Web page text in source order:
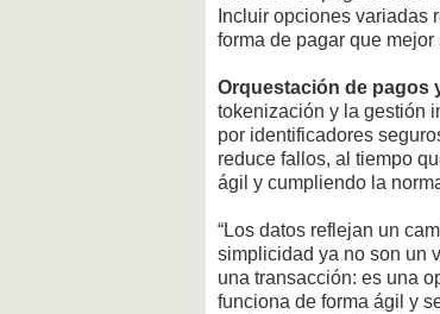
Incluir opciones variadas
forma de pagar que
Orquestación de pagos
tokenización y la gestión
por identificadores
reduce fallos, al tiempo
ágil y cumpliendo la
“Los datos reflejan un
simplicidad ya no son un
una transacción: es una
funciona de forma ágil y